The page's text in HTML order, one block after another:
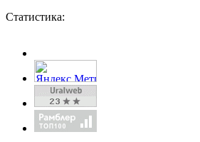
Статистика: